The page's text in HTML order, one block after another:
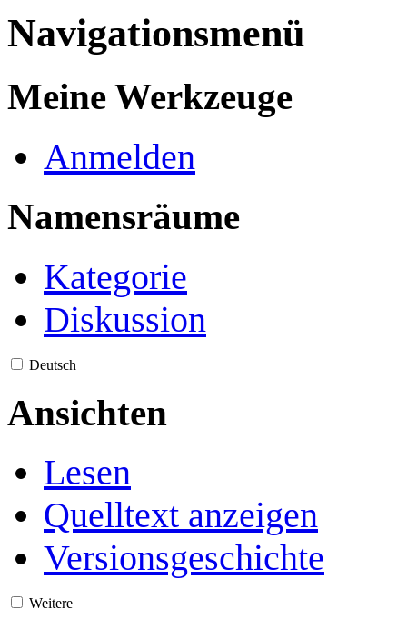
Navigationsmenü
Meine Werkzeuge
Anmelden
Namensräume
Kategorie
Diskussion
Deutsch
Ansichten
Lesen
Quelltext anzeigen
Versionsgeschichte
Weitere